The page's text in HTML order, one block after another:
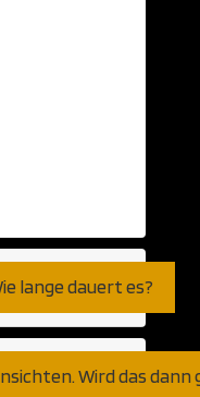
lange dauert es?
Wird das dann